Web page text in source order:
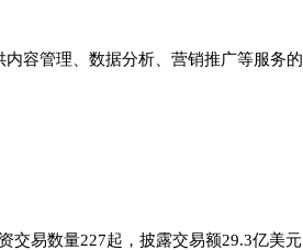
内容管理、数据分析、营销推广等服务
交易数量227起，披露交易额29.3亿美